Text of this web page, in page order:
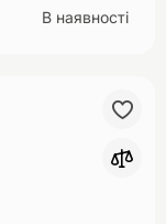
В наявності